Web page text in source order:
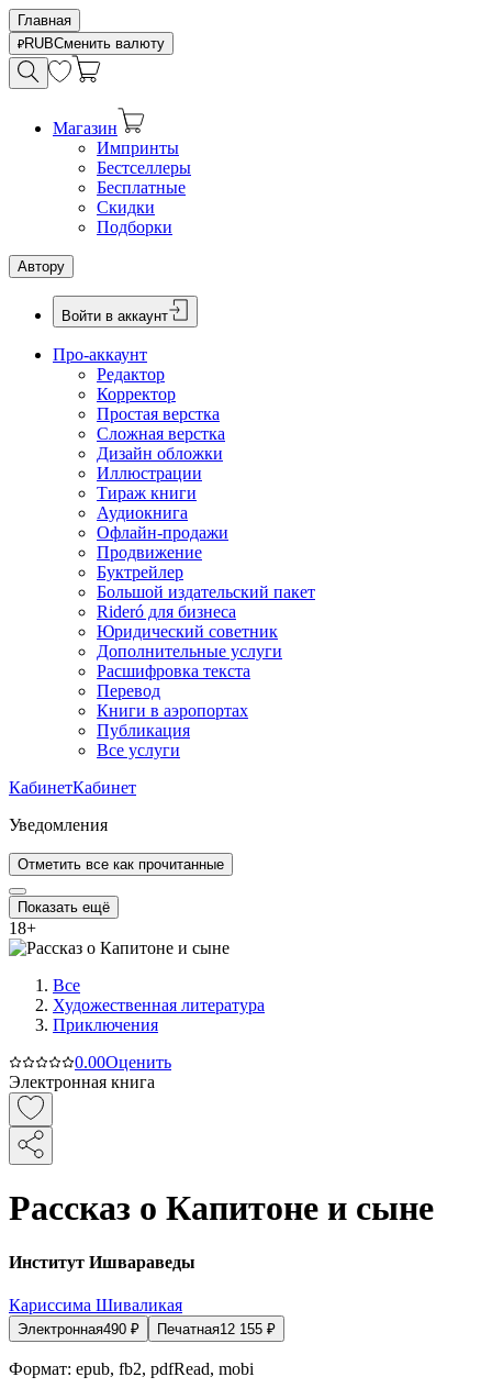
Главная
RUBСменить валюту
Магазин
Импринты
Бестселлеры
Бесплатные
Скидки
Подборки
Автору
Войти в аккаунт
Про-аккаунт
Редактор
Корректор
Простая верстка
Сложная верстка
Дизайн обложки
Иллюстрации
Тираж книги
Аудиокнига
Офлайн-продажи
Продвижение
Буктрейлер
Большой издательский пакет
Rideró для бизнеса
Юридический советник
Дополнительные услуги
Расшифровка текста
Перевод
Книги в аэропортах
Публикация
Все услуги
КабинетКабинет
Уведомления
Отметить все как прочитанные
Показать ещё
18+
Все
Художественная литература
Приключения
0.00Оценить
Электронная книга
Рассказ о Капитоне и сыне
Институт Ишвараведы
Кариссима Шиваликая
Электронная490 ₽ Печатная12 155 ₽
Формат: epub, fb2, pdfRead, mobi